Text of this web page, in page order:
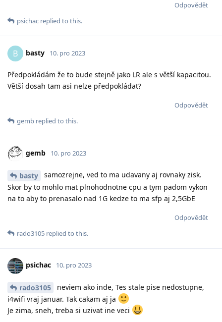
Odpovědět
psichac replied to this.
B basty 10. pro 2023
Předpokládám že to bude stejně jako LR ale s větší kapacitou.
Větší dosah tam asi nelze předpokládat?
Odpovědět
gemb replied to this.
gemb 10. pro 2023
basty
samozrejne, ved to ma udavany aj rovnaky zisk.
Skor by to mohlo mat plnohodnotne cpu a tym padom vykon
na to aby to prenasalo nad 1G kedze to ma sfp aj 2,5GbE
Odpovědět
rado3105 replied to this.
psichac 10. pro 2023
rado3105
neviem ako inde, Tes stale pise nedostupne,
i4wifi vraj januar. Tak cakam aj ja
Je zima, sneh, treba si uzivat ine veci